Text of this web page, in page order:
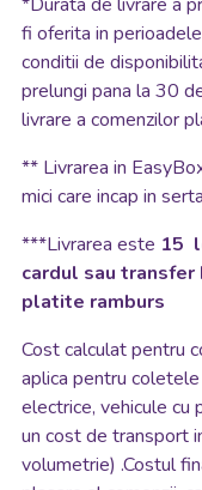
fi oferita in
conditii de
prelungi pana la 30
livrare a comenzilor
** Livrarea in
mici care incap in
***Livrarea este 15
cardul sau
platite ramburs
Cost calculat pentru
aplica pentru
electrice, vehicule cu
un cost de transport
volumetrie) .Costul